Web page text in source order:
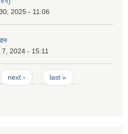
2025 - 11:06
2024 - 15:11
next › last »